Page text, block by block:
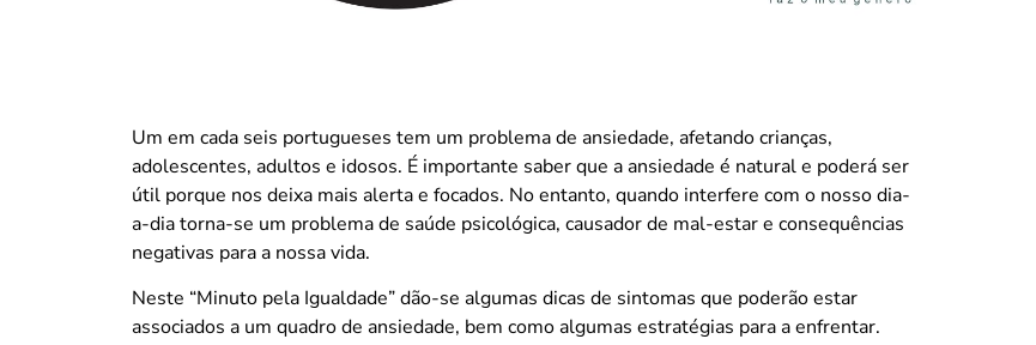
Um em cada seis portugueses tem um problema de ansiedade, afetando crianças,
adolescentes, adultos e idosos. É importante saber que a ansiedade é natural e poderá ser
útil porque nos deixa mais alerta e focados. No entanto, quando interfere com o nosso dia-
a-dia torna-se um problema de saúde psicológica, causador de mal-estar e consequências
negativas para a nossa vida.
Neste “Minuto pela Igualdade” dão-se algumas dicas de sintomas que poderão estar
associados a um quadro de ansiedade, bem como algumas estratégias para a enfrentar.